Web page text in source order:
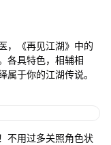
，《再见江湖》中的
各具特色，相辅相
于你的江湖传说。
不用过多关照角色状